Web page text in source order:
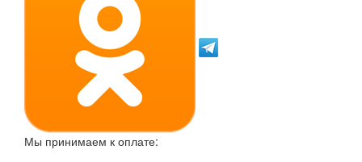
Мы принимаем к оплате: